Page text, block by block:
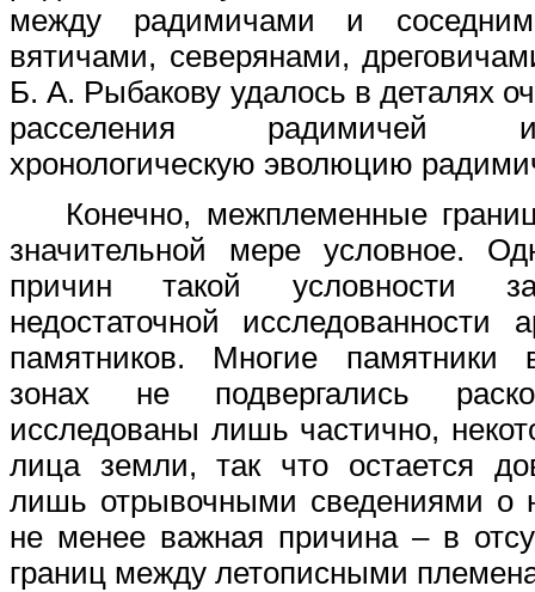
между радимичами и
вятичами, северянами,
Б. А. Рыбакову удалось в деталях
расселения радимичей
хронологическую эволюцию
Конечно, межплеменные
значительной мере условное.
причин такой условности
недостаточной исследованности
памятников. Многие памятники
зонах не подвергались
исследованы лишь частично,
лица земли, так что остается
лишь отрывочными сведениями о
не менее важная причина – в
границ между летописными